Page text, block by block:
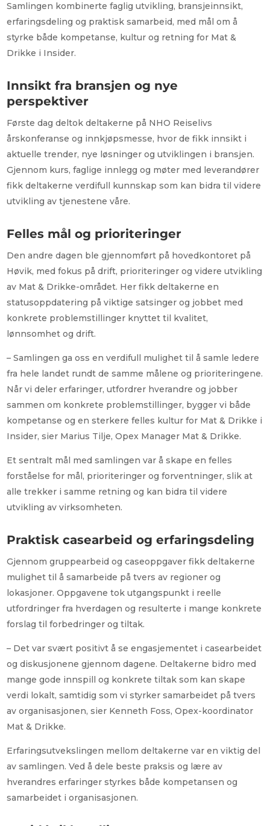
Samlingen kombinerte faglig utvikling, bransjeinnsikt,
erfaringsdeling og praktisk samarbeid, med mål om å
styrke både kompetanse, kultur og retning for Mat &
Drikke i Insider.
Innsikt fra bransjen og nye
perspektiver
Første dag deltok deltakerne på NHO Reiselivs
årskonferanse og innkjøpsmesse, hvor de fikk innsikt i
aktuelle trender, nye løsninger og utviklingen i bransjen.
Gjennom kurs, faglige innlegg og møter med leverandører
fikk deltakerne verdifull kunnskap som kan bidra til videre
utvikling av tjenestene våre.
Felles mål og prioriteringer
Den andre dagen ble gjennomført på hovedkontoret på
Høvik, med fokus på drift, prioriteringer og videre utvikling
av Mat & Drikke-området. Her fikk deltakerne en
statusoppdatering på viktige satsinger og jobbet med
konkrete problemstillinger knyttet til kvalitet,
lønnsomhet og drift.
– Samlingen ga oss en verdifull mulighet til å samle ledere
fra hele landet rundt de samme målene og prioriteringene.
Når vi deler erfaringer, utfordrer hverandre og jobber
sammen om konkrete problemstillinger, bygger vi både
kompetanse og en sterkere felles kultur for Mat & Drikke i
Insider, sier Marius Tilje, Opex Manager Mat & Drikke.
Et sentralt mål med samlingen var å skape en felles
forståelse for mål, prioriteringer og forventninger, slik at
alle trekker i samme retning og kan bidra til videre
utvikling av virksomheten.
Praktisk casearbeid og erfaringsdeling
Gjennom gruppearbeid og caseoppgaver fikk deltakerne
mulighet til å samarbeide på tvers av regioner og
lokasjoner. Oppgavene tok utgangspunkt i reelle
utfordringer fra hverdagen og resulterte i mange konkrete
forslag til forbedringer og tiltak.
– Det var svært positivt å se engasjementet i casearbeidet
og diskusjonene gjennom dagene. Deltakerne bidro med
mange gode innspill og konkrete tiltak som kan skape
verdi lokalt, samtidig som vi styrker samarbeidet på tvers
av organisasjonen, sier Kenneth Foss, Opex-koordinator
Mat & Drikke.
Erfaringsutvekslingen mellom deltakerne var en viktig del
av samlingen. Ved å dele beste praksis og lære av
hverandres erfaringer styrkes både kompetansen og
samarbeidet i organisasjonen.